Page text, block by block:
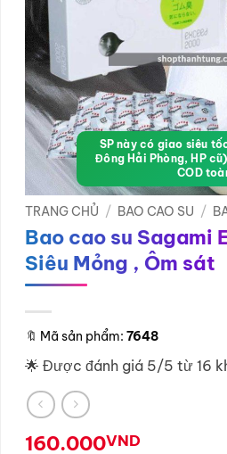
SP này có giao siêu
Đông Hải Phòng, HP
COD
TRANG CHỦ / BAO CAO SU /
Bao cao su Sagami
Siêu Mỏng , Ôm sát
🔖 Mã sản phẩm: 7648
🌟 Được đánh giá 5/5 từ 16
160.000VND